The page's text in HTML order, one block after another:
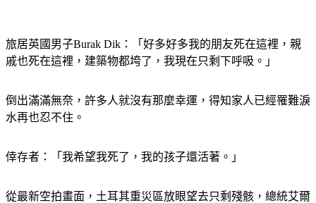
旅居英國男子Burak Dik：「好多好多我的朋友死在這裡，親
戚也死在這裡，建築物都垮了，我現在只剩下呼吸。」
倒出滿滿無奈，許多人就沒有那麼幸運，得知家人已經罹難淚
水再也忍不住。
倖存者：「我希望我死了，我的孩子還活著。」
從最新空拍畫面，土耳其重災區放眼望去只剩殘骸，總統艾爾